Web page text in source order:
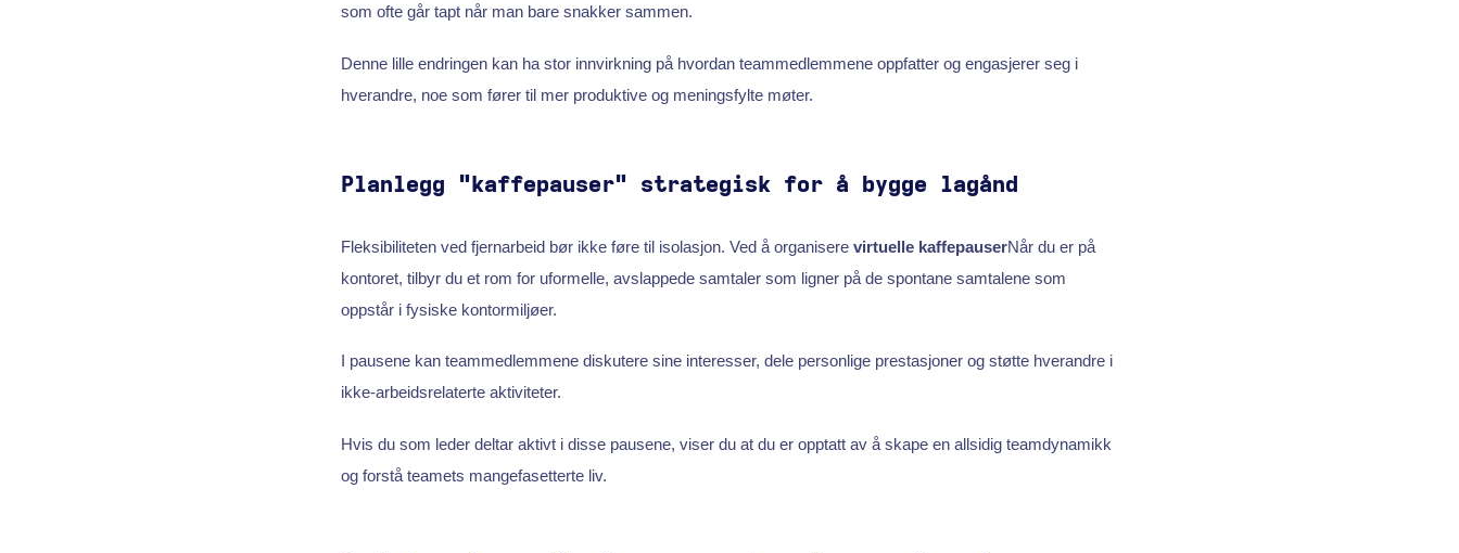
som ofte går tapt når man bare snakker sammen.
Denne lille endringen kan ha stor innvirkning på hvordan teammedlemmene oppfatter og engasjerer seg i
hverandre, noe som fører til mer produktive og meningsfylte møter.
Planlegg "kaffepauser" strategisk for å bygge lagånd
Fleksibiliteten ved fjernarbeid bør ikke føre til isolasjon. Ved å organisere virtuelle kaffepauserNår du er på
kontoret, tilbyr du et rom for uformelle, avslappede samtaler som ligner på de spontane samtalene som
oppstår i fysiske kontormiljøer.
I pausene kan teammedlemmene diskutere sine interesser, dele personlige prestasjoner og støtte hverandre i
ikke-arbeidsrelaterte aktiviteter.
Hvis du som leder deltar aktivt i disse pausene, viser du at du er opptatt av å skape en allsidig teamdynamikk
og forstå teamets mangefasetterte liv.